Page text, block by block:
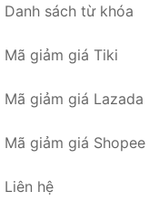
Danh sách từ khóa
Mã giảm giá Tiki
Mã giảm giá Lazada
Mã giảm giá Shopee
Liên hệ